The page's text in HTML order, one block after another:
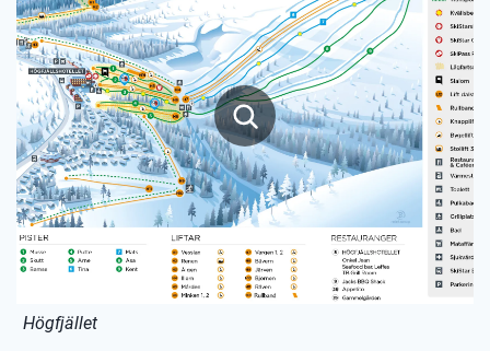
Högfjället